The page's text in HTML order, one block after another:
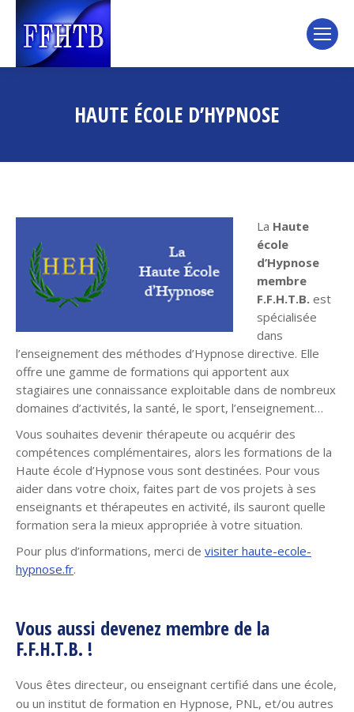
HAUTE ÉCOLE D’HYPNOSE
La Haute
école
d’Hypnose
membre
F.F.H.T.B. est
spécialisée
dans
l’enseignement des méthodes d’Hypnose directive. Elle
offre une gamme de formations qui apportent aux
stagiaires une connaissance exploitable dans de nombreux
domaines d’activités, la santé, le sport, l’enseignement…
Vous souhaites devenir thérapeute ou acquérir des
compétences complémentaires, alors les formations de la
Haute école d’Hypnose vous sont destinées. Pour vous
aider dans votre choix, faites part de vos projets à ses
enseignants et thérapeutes en activité, ils sauront quelle
formation sera la mieux appropriée à votre situation.
Pour plus d’informations, merci de visiter haute-ecole-
hypnose.fr.
Vous aussi devenez membre de la
F.F.H.T.B. !
Vous êtes directeur, ou enseignant certifié dans une école,
ou un institut de formation en Hypnose, PNL, et/ou autres